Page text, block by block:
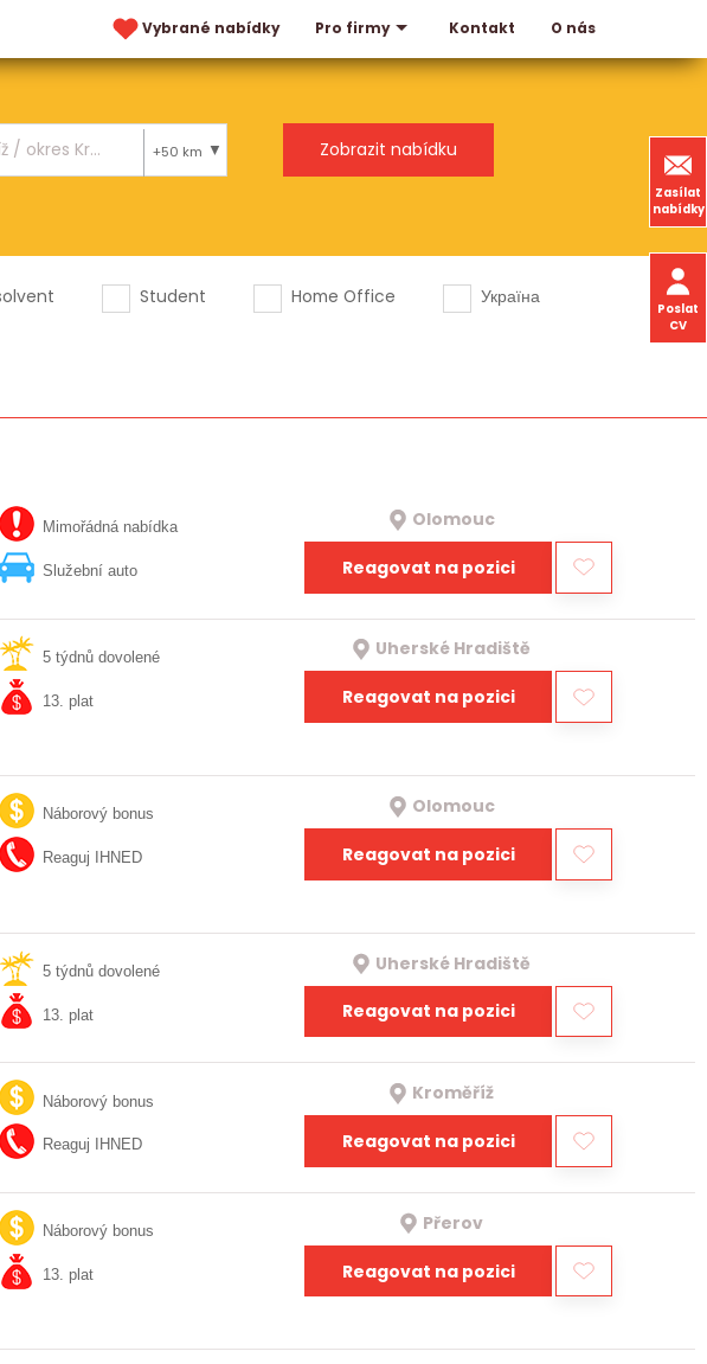
Vybrané nabídky Pro firmy Kontakt O nás
Zasílat
nabídky
Poslat
CV
+50 km
Student Home Office
Україна
Mimořádná nabídka
Služební auto
Olomouc
Reagovat na pozici
5 týdnů dovolené
13. plat
Uherské Hradiště
Reagovat na pozici
Náborový bonus
Reaguj IHNED
Olomouc
Reagovat na pozici
5 týdnů dovolené
13. plat
Uherské Hradiště
Reagovat na pozici
Náborový bonus
Reaguj IHNED
Kroměříž
Reagovat na pozici
Náborový bonus
13. plat
Přerov
Reagovat na pozici